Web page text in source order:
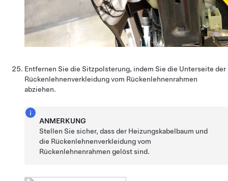
Entfernen Sie die Sitzpolsterung, indem Sie die Unterseite der
Rückenlehnenverkleidung vom Rückenlehnenrahmen
abziehen.
ANMERKUNG
Stellen Sie sicher, dass der Heizungskabelbaum und
die Rückenlehnenverkleidung vom
Rückenlehnenrahmen gelöst sind.